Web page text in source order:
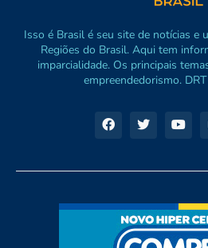
Isso é Brasil é seu site de notícias e
Regiões do Brasil. Aqui tem
imparcialidade. Os principais
empreendedorismo.